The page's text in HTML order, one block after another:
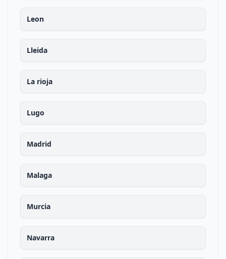
Leon
Lleida
La rioja
Lugo
Madrid
Malaga
Murcia
Navarra